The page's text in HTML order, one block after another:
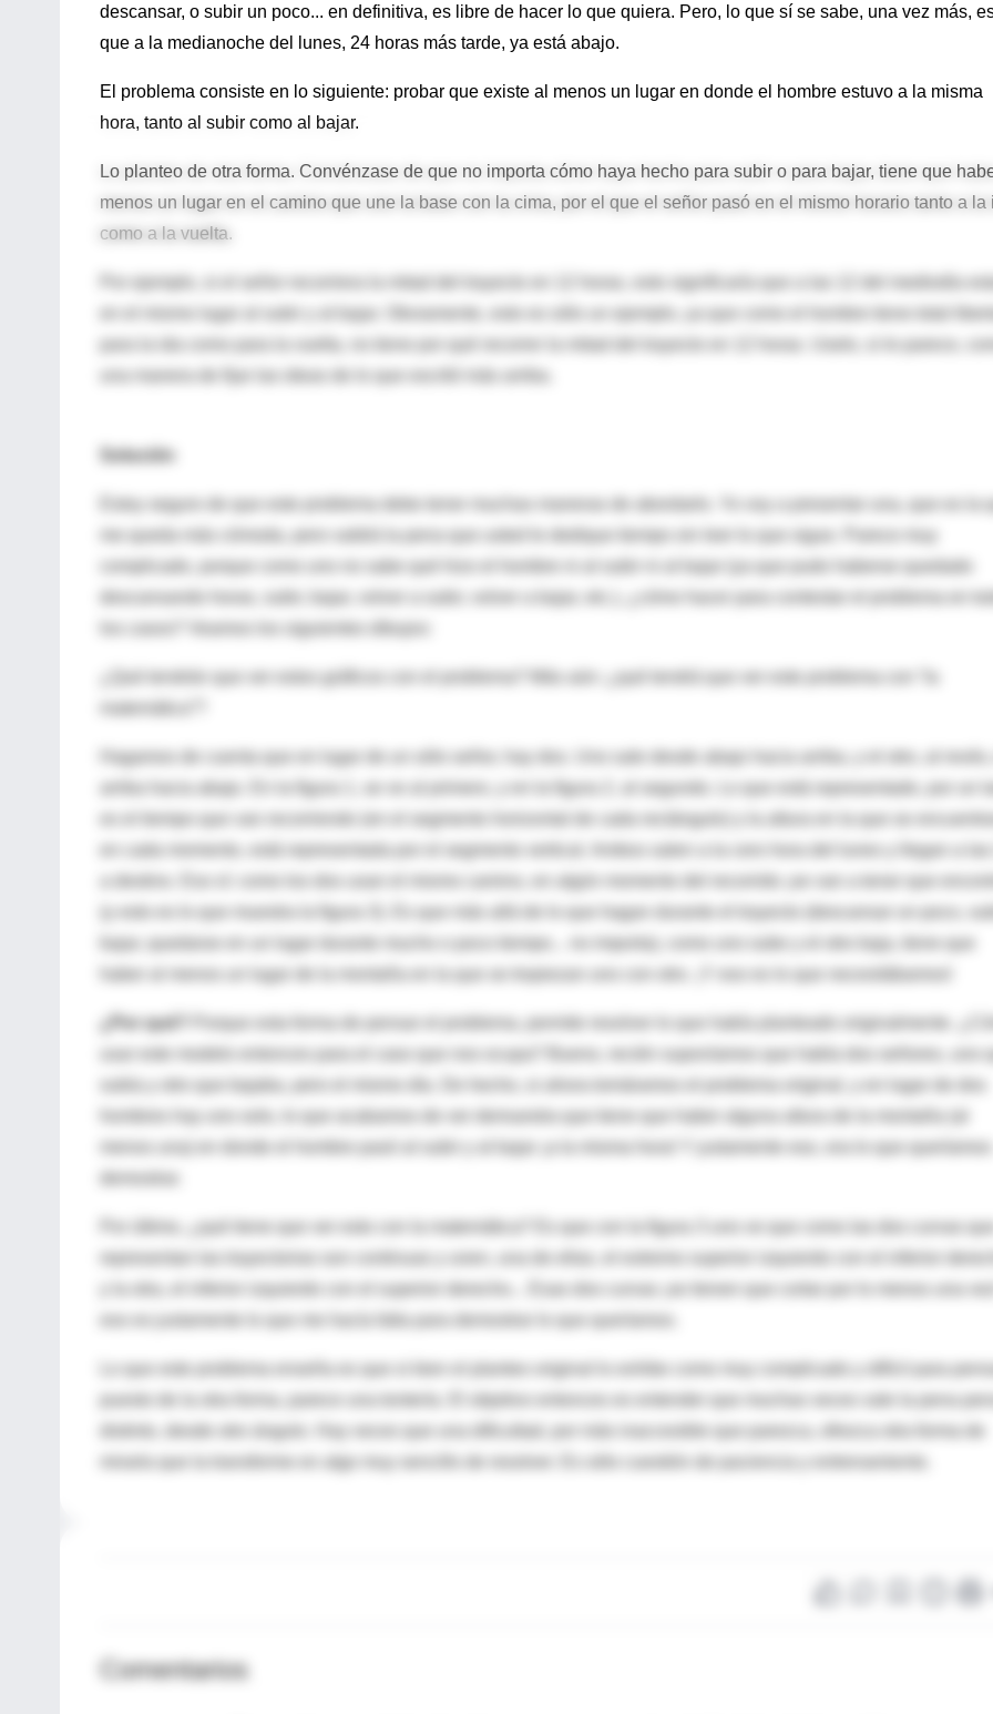
descansar, o subir un poco... en definitiva, es libre de hacer lo que quiera. Pero, lo que sí se sabe, una vez más,
que a la medianoche del lunes, 24 horas más tarde, ya está abajo.
El problema consiste en lo siguiente: probar que existe al menos un lugar en donde el hombre estuvo a la misma
hora, tanto al subir como al bajar.
Lo planteo de otra forma. Convénzase de que no importa cómo haya hecho para subir o para bajar, tiene que
menos un lugar en el camino que une la base con la cima, por el que el señor pasó en el mismo horario tanto a la
como a la vuelta.
Por ejemplo, si el señor recorriera la mitad del trayecto en 12 horas, esto significaría que a las 12 del mediodía
en el mismo lugar al subir y al bajar. Obviamente, esto es sólo un ejemplo, ya que como el hombre tiene total
Solución
Estoy seguro de que este problema debe tener muchas maneras de abordarlo. Yo voy a presentar una, que es la
me queda más cómoda, pero valdrá la pena que usted le dedique tiempo sin leer lo que sigue. Parece muy
complicado, porque como uno no sabe qué hizo el hombre ni al subir ni al bajar (ya que pudo haberse quedado
los casos? Veamos los siguientes dibujos:
Hagamos de cuenta que en lugar de un sólo señor, hay dos. Uno sale desde abajo hacia arriba, y el otro, al
arriba hacia abajo. En la figura 1, se ve al primero, y en la figura 2, al segundo. Lo que está representado, por un
es el tiempo que van recorriendo (en el segmento horizontal de cada rectángulo) y la altura en la que se
en cada momento, está representada por el segmento vertical. Ambos salen a la cero hora del lunes y llegan a
a destino. Eso sí: como los dos usan el mismo camino, en algún momento del recorrido ¡se van a tener que
(y esto es lo que muestra la figura 3). Es que más allá de lo que hagan durante el trayecto (descansar un poco,
bajar, quedarse en un lugar durante mucho o poco tiempo... no importa), como uno sube y el otro baja, tiene que
haber al menos un lugar de la montaña en la que se tropiezan uno con otro. ¡Y eso es lo que necesitábamos!
¿Por qué?
Porque esta forma de pensar el problema, permite resolver lo que había planteado originalmente.
usar este modelo entonces para el caso que nos ocupa? Bueno, recién suponíamos que había dos señores, uno
subía y otro que bajaba, pero el mismo día. De hecho, si ahora tomáramos el problema original, y en lugar de dos
hombres hay uno solo, lo que acabamos de ver demuestra que tiene que haber alguna altura de la montaña (al
Por último, ¿qué tiene que ver esto con la matemática? Es que con la figura 3 uno ve que como las dos curvas
representan las trayectorias son continuas y unen, una de ellas, el extremo superior izquierdo con el inferior
y la otra, el inferior izquierdo con el superior derecho... Esas dos curvas ¡se tienen que cortar por lo menos una
Lo que este problema enseña es que si bien el planteo original lo exhibe como muy complicado y difícil para
distinto, desde otro ángulo. Hay veces que una dificultad, por más inaccesible que parezca, ofrezca otra forma de
mirarla que la transforme en algo muy sencillo de resolver. Es sólo cuestión de paciencia y entrenamiento.
Comentarios